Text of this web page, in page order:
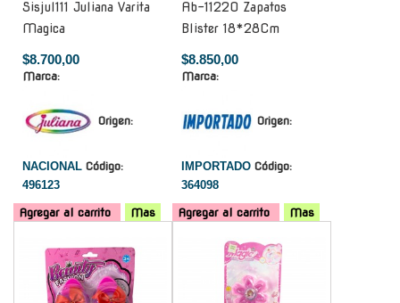
Sisjul111 Juliana Varita
Magica
$8.700,00
Marca:
Origen:
NACIONAL Código:
496123
Agregar al carrito Mas
Ab-11220 Zapatos
Blister 18*28Cm
$8.850,00
Marca:
Origen:
IMPORTADO Código:
364098
Agregar al carrito
Mas